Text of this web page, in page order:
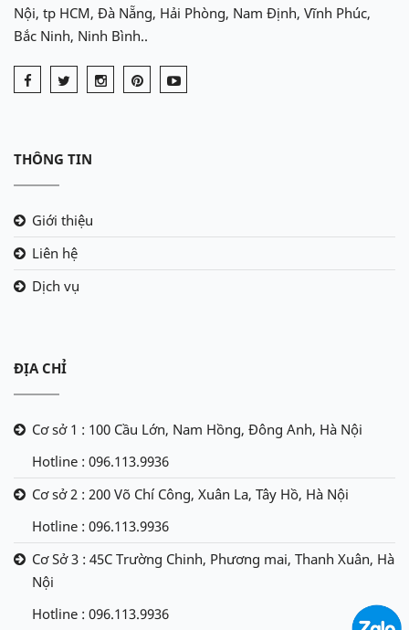
Nội, tp HCM, Đà Nẵng, Hải Phòng, Nam Định, Vĩnh Phúc,
Bắc Ninh, Ninh Bình..
THÔNG TIN
Giới thiệu
Liên hệ
Dịch vụ
ĐỊA CHỈ
Cơ sở 1 : 100 Cầu Lớn, Nam Hồng, Đông Anh, Hà Nội
Hotline : 096.113.9936
Cơ sở 2 : 200 Võ Chí Công, Xuân La, Tây Hồ, Hà Nội
Hotline : 096.113.9936
Cơ Sở 3 : 45C Trường Chinh, Phương mai, Thanh Xuân, Hà
Nội
Hotline : 096.113.9936